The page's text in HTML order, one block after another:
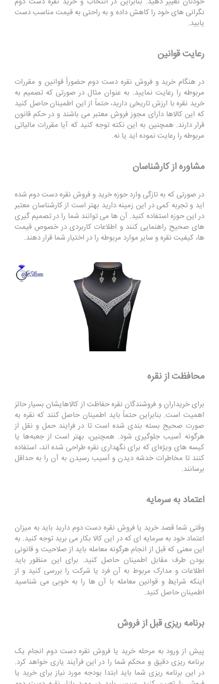
نگرانی های خود را کاهش داده و به راحتی به قیمت مناسب دست
یابید.
رعایت قوانین
در هنگام خرید و فروش نقره دست دوم حضوراً قوانین و مقررات
مربوطه را رعایت نمایید. به عنوان مثال در صورتی که تصمیم به
خرید نقره با ارزش تاریخی دارید، حتماً از این اطمینان حاصل کنید
که این کالاها دارای مجوز فروش معتبر می باشند و در حکم قانون
قرار دارند. همچنین به این نکته توجه کنید که آیا مقررات مالیاتی
مربوطه را رعایت نموده اید یا نه.
مشاوره از کارشناسان
در صورتی که به تازگی وارد حوزه خرید و فروش نقره دست دوم شده
اید و تجربه کمی در این زمینه دارید بهتر است از کارشناسان معتبر
در این حوزه استفاده کنید. آن ها می توانند شما را در تصمیم گیری
های صحیح راهنمایی کنند و اطلاعات کاربردی در خصوص قیمت‌
ها، کیفیت نقره و سایر موارد مربوطه را در اختیار شما قرار دهند.
محافظت از نقره
برای خریداران و فروشندگان نقره حفاظت از کالاهایشان بسیار حائز
اهمیت است. بنابراین حتماً باید اطمینان حاصل کنند که نقره به
صورت صحیح بسته بندی شده است تا در فرایند حمل و نقل از
هرگونه آسیب جلوگیری شود. همچنین، بهتر است از جعبه‌ها یا
کیسه‌ های ویژه‌ای که برای نگهداری نقره طراحی شده اند، استفاده
کنند تا مخاطرات خدشه دیدن و آسیب رسیدن به آن را به حداقل
برسانند.
اعتماد به سرمایه
وقتی شما قصد خرید یا فروش نقره دست دوم دارید باید به میزان
اعتماد خود به سرمایه ای که در این کالا بکار می‌ برید توجه کنید. به
این معنی که قبل از انجام هرگونه معامله باید از صلاحیت و قانونی
بودن طرف مقابل اطمینان حاصل کنید. برای این منظور باید
اطلاعات و مدارک مربوط به آن فرد یا شرکت را بررسی کنید و از
اینکه شرایط و قوانین معامله با آن ها را به خوبی می‌ شناسید
اطمینان حاصل کنید.
برنامه ریزی قبل از فروش
پیش از ورود به مرحله خرید یا فروش نقره دست دوم انجام یک
برنامه ریزی دقیق و محکم شما را در این فرآیند یاری خواهد کرد.
در این برنامه ریزی شما باید ابتدا بودجه مورد نیاز برای خرید یا